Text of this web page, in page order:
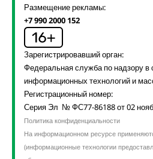
Размещение рекламы:
+7 990 2000 152
Зарегистрировавший орган:
Федеральная служба по надзору в
информационных технологий и
Регистрационный номер:
Серия Эл № ФС77-86188 от 02
Политика конфиденциальности
На информационном ресурсе
(информационные технологии